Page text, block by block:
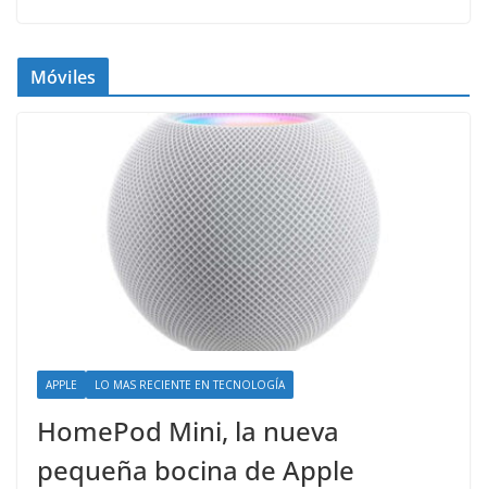
Móviles
APPLE LO MAS RECIENTE EN TECNOLOGÍA
HomePod Mini, la nueva
pequeña bocina de Apple